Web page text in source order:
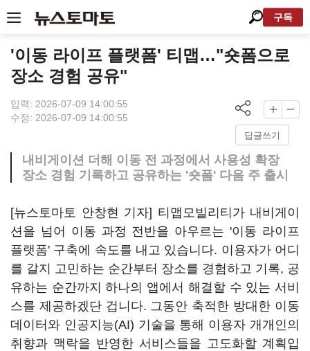
구독
'이동 라이프 플랫폼' 티맵…"숏폼으로
장소 경험 공유"
입력: 2026-07-09 14:00:55
수정: 2026-07-09 14:00:55
답글쓰기
내비게이션 더해 이동 전 과정에서 사용성 확장
장소 경험 기록하고 공유하는 '숏폼' 다음 주 출시
[뉴스토마토 안창현 기자] 티맵모빌리티가 내비게이
션을 넘어 이동 과정 전반을 아우르는 '이동 라이프
플랫폼' 구축에 속도를 내고 있습니다. 이용자가 어디
를 갈지 고민하는 순간부터 장소를 경험하고 기록, 공
유하는 순간까지 하나의 앱에서 해결할 수 있는 서비
스를 제공하겠단 겁니다. 그동안 축적한 방대한 이동
데이터와 인공지능(AI) 기술을 통해 이용자 개개인의
취향과 맥락을 반영한 서비스들을 고도화할 계획입